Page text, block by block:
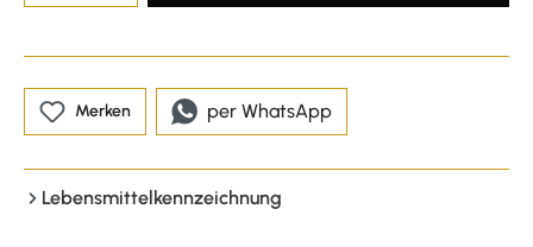
Merken per WhatsApp
Lebensmittelkennzeichnung